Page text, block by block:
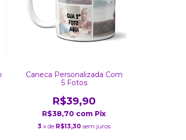
Caneca Personalizada Com
5 Fotos
R$39,90
R$38,70 com Pix
3 x de R$13,30 sem juros